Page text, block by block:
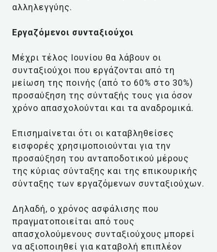
αλληλεγγύης.
Εργαζόμενοι συνταξιούχοι
Μέχρι τέλος Ιουνίου θα λάβουν οι
συνταξιούχοι που εργάζονται από τη
μείωση της ποινής (από το 60% στο 30%)
προσαύξηση της σύνταξής τους για όσον
χρόνο απασχολούνται και τα αναδρομικά.
Επισημαίνεται ότι οι καταβληθείσες
εισφορές χρησιμοποιούνται για την
προσαύξηση του ανταποδοτικού μέρους
της κύριας σύνταξης και της επικουρικής
σύνταξης των εργαζόμενων συνταξιούχων.
Δηλαδή, ο χρόνος ασφάλισης που
πραγματοποιείται από τους
απασχολούμενους συνταξιούχους μπορεί
να αξιοποιηθεί για καταβολή επιπλέον